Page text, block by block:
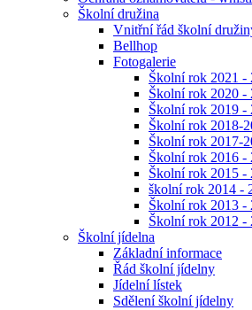
Školní družina
Vnitřní řád školní
Bellhop
Fotogalerie
Školní rok 2021 -
Školní rok 2020 -
Školní rok 2019 -
Školní rok 2018-
Školní rok 2017-
Školní rok 2016 -
Školní rok 2015 -
školní rok 2014 -
Školní rok 2013 -
Školní rok 2012 -
Školní jídelna
Základní informace
Řád školní jídelny
Jídelní lístek
Sdělení školní jídelny